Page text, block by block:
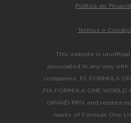
Política de
-
Termos e
This website is
associated in any way with
companies. F1, FORMULA
FIA FORMULA ONE WORLD
GRAND PRIX and related
marks of Formula One